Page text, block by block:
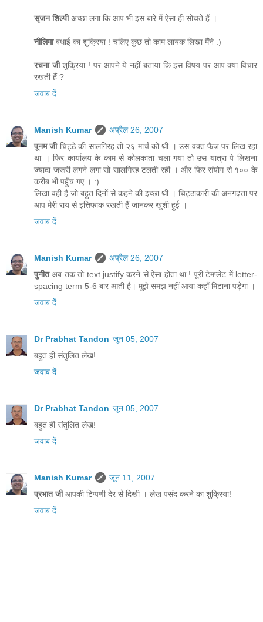
सृजन शिल्पीअच्छा लगा कि आप भी इस बारे में ऐसा ही सोचते हैं ।
नीलिमाबधाई का शुक्रिया ! चलिए कुछ तो काम लायक लिखा मैंने :)
रचना जीशुक्रिया ! पर आपने ये नहीं बताया कि इस विषय पर आप क्या विचार
रखती हैं ?
जवाब दें
Manish Kumar
अप्रैल 26, 2007
पूनम जीचिट्ठे की सालगिरह तो २६ मार्च को थी । उस वक्त फैज पर लिख रहा
था । फिर कार्यालय के काम से कोलकाता चला गया तो उस यात्रा पे लिखना
ज्यादा जरूरी लगने लगा सो सालगिरह टलती रही । और फिर संयोग से १०० के
करीब भी पहुँच गए । :)
लिखा वही है जो बहुत दिनों से कहने की इच्छा थी । चिट्ठाकारी की अनगढ़ता पर
आप मेरी राय से इत्तिफाक रखती हैं जानकर खुशी हुई ।
जवाब दें
Manish Kumar
अप्रैल 26, 2007
पुनीतअब तक तो text justify करने से ऐसा होता था ! पूरी टेमप्लेट में letter-
spacing term 5-6 बार आती है। मुझे समझ नहीं आया कहाँ मिटाना पड़ेगा ।
जवाब दें
Dr Prabhat Tandon जून 05, 2007
बहुत ही संतुलित लेख!
जवाब दें
Dr Prabhat Tandon जून 05, 2007
बहुत ही संतुलित लेख!
जवाब दें
Manish Kumar
जून 11, 2007
प्रभात जीआपकी टिप्पणी देर से दिखी । लेख पसंद करने का शुक्रिया!
जवाब दें